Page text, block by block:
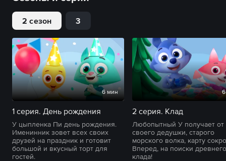
2 сезон 3
6 мин
1 серия. День рождения
У цыпленка Пи день рождения.
Именинник зовет всех своих
друзей на праздник и готовит
большой и вкусный торт для
гостей.
2 серия. Клад
Любопытный У получает от
своего дедушки, старого
морского волка, карту
Вперед, на поиски древнего
клада!